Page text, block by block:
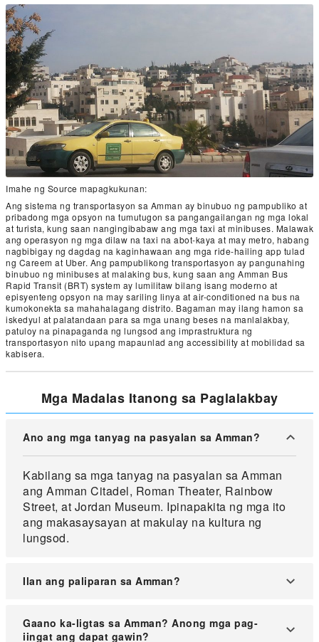
Imahe ng Source mapagkukunan:
Ang sistema ng transportasyon sa Amman ay binubuo ng pampubliko at
pribadong mga opsyon na tumutugon sa pangangailangan ng mga lokal
at turista, kung saan nangingibabaw ang mga taxi at minibuses. Malawak
ang operasyon ng mga dilaw na taxi na abot-kaya at may metro, habang
nagbibigay ng dagdag na kaginhawaan ang mga ride-hailing app tulad
ng Careem at Uber. Ang pampublikong transportasyon ay pangunahing
binubuo ng minibuses at malaking bus, kung saan ang Amman Bus
Rapid Transit (BRT) system ay lumilitaw bilang isang moderno at
episyenteng opsyon na may sariling linya at air-conditioned na bus na
kumokonekta sa mahahalagang distrito. Bagaman may ilang hamon sa
iskedyul at palatandaan para sa mga unang beses na manlalakbay,
patuloy na pinapaganda ng lungsod ang imprastruktura ng
transportasyon nito upang mapaunlad ang accessibility at mobilidad sa
kabisera.
Mga Madalas Itanong sa Paglalakbay
Ano ang mga tanyag na pasyalan sa Amman?
Kabilang sa mga tanyag na pasyalan sa Amman
ang Amman Citadel, Roman Theater, Rainbow
Street, at Jordan Museum. Ipinapakita ng mga ito
ang makasaysayan at makulay na kultura ng
lungsod.
Ilan ang paliparan sa Amman?
Dalawa ang paliparan ang matatagpuan sa
Amman: ang Queen Alia International Airport
Gaano ka-ligtas sa Amman? Anong mga pag-
iingat ang dapat gawin?